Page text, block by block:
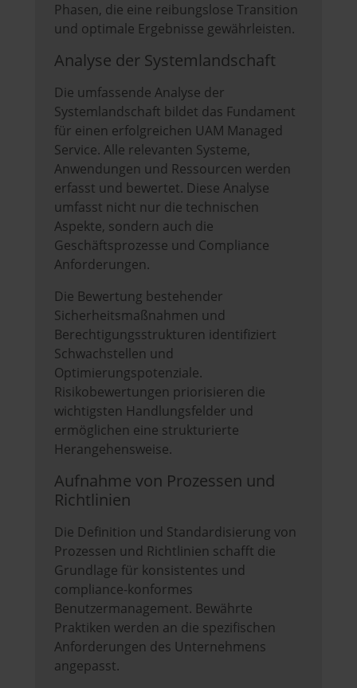
Phasen, die eine reibungslose Transition
und optimale Ergebnisse gewährleisten.
Analyse der Systemlandschaft
Die umfassende Analyse der
Systemlandschaft bildet das Fundament
für einen erfolgreichen UAM Managed
Service. Alle relevanten Systeme,
Anwendungen und Ressourcen werden
erfasst und bewertet. Diese Analyse
umfasst nicht nur die technischen
Aspekte, sondern auch die
Geschäftsprozesse und Compliance
Anforderungen.
Die Bewertung bestehender
Sicherheitsmaßnahmen und
Berechtigungsstrukturen identifiziert
Schwachstellen und
Optimierungspotenziale.
Risikobewertungen priorisieren die
wichtigsten Handlungsfelder und
ermöglichen eine strukturierte
Herangehensweise.
Aufnahme von Prozessen und
Richtlinien
Die Definition und Standardisierung von
Prozessen und Richtlinien schafft die
Grundlage für konsistentes und
compliance-konformes
Benutzermanagement. Bewährte
Praktiken werden an die spezifischen
Anforderungen des Unternehmens
angepasst.